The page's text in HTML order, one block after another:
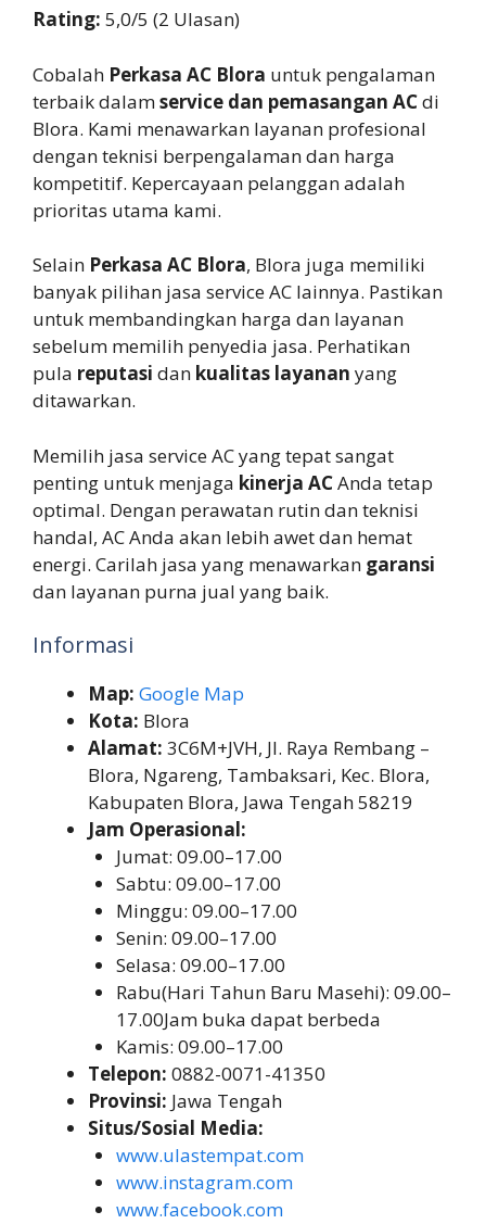
Rating: 5,0/5 (2 Ulasan)
Cobalah Perkasa AC Blora untuk pengalaman
terbaik dalamservice dan pemasangan ACdi
Blora. Kami menawarkan layanan profesional
dengan teknisi berpengalaman dan harga
kompetitif. Kepercayaan pelanggan adalah
prioritas utama kami.
Selain Perkasa AC Blora, Blora juga memiliki
banyak pilihan jasa service AC lainnya. Pastikan
untuk membandingkan harga dan layanan
sebelum memilih penyedia jasa. Perhatikan
pula reputasi dan kualitas layanan yang
ditawarkan.
Memilih jasa service AC yang tepat sangat
penting untuk menjaga kinerja ACAnda tetap
optimal. Dengan perawatan rutin dan teknisi
handal, AC Anda akan lebih awet dan hemat
energi. Carilah jasa yang menawarkan garansi
dan layanan purna jual yang baik.
Informasi
Map: Google Map
Kota: Blora
Alamat: 3C6M+JVH, Jl. Raya Rembang –
Blora, Ngareng, Tambaksari, Kec. Blora,
Kabupaten Blora, Jawa Tengah 58219
Jam Operasional:
Jumat: 09.00–17.00
Sabtu: 09.00–17.00
Minggu: 09.00–17.00
Senin: 09.00–17.00
Selasa: 09.00–17.00
Rabu(Hari Tahun Baru Masehi): 09.00–
17.00Jam buka dapat berbeda
Kamis: 09.00–17.00
Telepon: 0882-0071-41350
Provinsi: Jawa Tengah
Situs/Sosial Media:
www.ulastempat.com
www.instagram.com
www.facebook.com